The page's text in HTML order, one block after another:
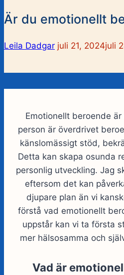
Är du emotionellt
Leila Dadgar juli 21, 2024juli
Emotionellt beroende
person är överdrivet
känslomässigt stöd,
Detta kan skapa osunda
personlig utveckling. Jag
eftersom det kan
djupare plan än vi
förstå vad emotionellt
uppstår kan vi ta första
mer hälsosamma och
Vad är